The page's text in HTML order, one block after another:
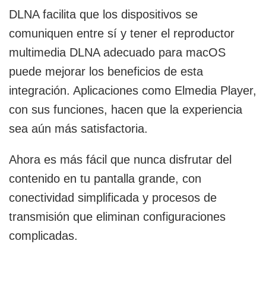
DLNA facilita que los dispositivos se
comuniquen entre sí y tener el reproductor
multimedia DLNA adecuado para macOS
puede mejorar los beneficios de esta
integración. Aplicaciones como Elmedia Player,
con sus funciones, hacen que la experiencia
sea aún más satisfactoria.
Ahora es más fácil que nunca disfrutar del
contenido en tu pantalla grande, con
conectividad simplificada y procesos de
transmisión que eliminan configuraciones
complicadas.